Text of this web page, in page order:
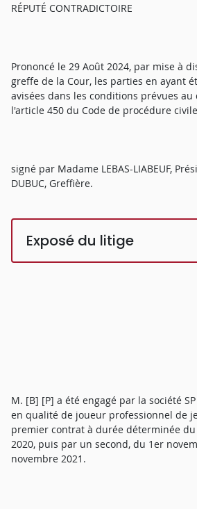
RÉPUTÉ CONTRADICTOIRE
Prononcé le 29 Août 2024, par mise à
greffe de la Cour, les parties en ayant
avisées dans les conditions prévues
l'article 450 du Code de procédure
signé par Madame LEBAS-LIABEUF,
DUBUC, Greffière.
Exposé du litige
M. [B] [P] a été engagé par la société
en qualité de joueur professionnel de
premier contrat à durée déterminée
2020, puis par un second, du 1er
novembre 2021.